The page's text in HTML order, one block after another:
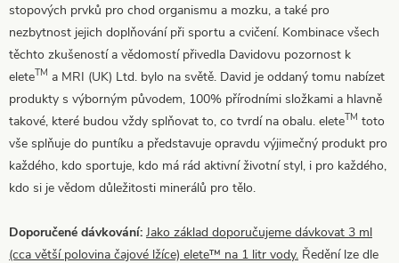
stopových prvků pro chod organismu a mozku, a také pro
nezbytnost jejich doplňování při sportu a cvičení. Kombinace všech
těchto zkušeností a vědomostí přivedla Davidovu pozornost k
eleteTM a MRI (UK) Ltd. bylo na světě. David je oddaný tomu nabízet
produkty s výborným původem, 100% přírodními složkami a hlavně
takové, které budou vždy splňovat to, co tvrdí na obalu. eleteTM toto
vše splňuje do puntíku a představuje opravdu výjimečný produkt pro
každého, kdo sportuje, kdo má rád aktivní životní styl, i pro každého,
kdo si je vědom důležitosti minerálů pro tělo.
Doporučené dávkování: Jako základ doporučujeme dávkovat 3 ml
(cca větší polovina čajové lžíce) elete™ na 1 litr vody. Ředění lze dle